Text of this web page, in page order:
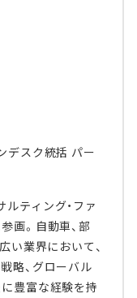
デスク統括 パー
ティング・ファ
画。自動車、部
い業界において、
略、グローバル
豊富な経験を持